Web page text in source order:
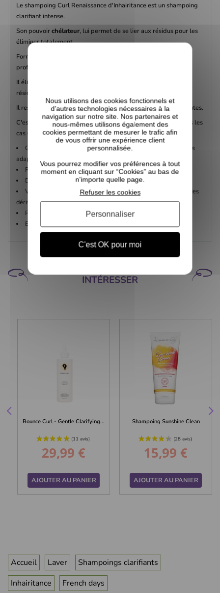
Le shampoing Curl Renaissance d'Inhairitance est un shampoing
clarifiant intense.
Son pouvoirchélateur, lui permet de se lier aux résidus pour les
éliminer totalement.
Formulé sans ingrédients agressifs, il purifie vos cheveux en
profondeur.
Il élimine les dépôts de chlore, d'eau salée, de minéraux et les
résidus de produits.
Il restaure et rééquilibre vos cheveux, du cuir chevelu aux pointes.
C'est un shampoing à effectuer en routine tous les 6 mois dans les
cas suivant::
Cheveux chroniquement secs, malgré l'utilisation de produits
adaptés
Routine capillaire qui ne donne plus les mêmes résultats
Démangeaisons, cuir chevelu sec ou pellicules
Votre routine inclut des produits contenant des silicones ou des
dérivés de pétrole (petrolatum ect..)
Piscine ou mer
Eau très calcaire
INTÉRESSER
Bounce Curl - Gentle Clarifying...
Prix
29,99 €
AJOUTER AU PANIER
Shampoing Sunshine Clean
Prix
15,99 €
AJOUTER AU PANIER
Accueil Laver
Shampoings clarifiants
Inhairitance
French days
Nous utilisons des cookies fonctionnels et
d’autres technologies nécessaires à la
navigation sur notre site. Nos partenaires et
nous-mêmes utilisons également des
cookies permettant de mesurer le trafic afin
de vous offrir une expérience client
personnalisée.
Vous pourrez modifier vos préférences à tout
moment en cliquant sur “Cookies” au bas de
n'importe quelle page.
C'est OK pour moi
Refuser les cookies
Personnaliser